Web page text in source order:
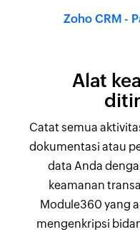
Zoho CRM -
Alat
Catat semua
dokumentasi atau
data Anda
keamanan
Module360 yang
mengenkripsi